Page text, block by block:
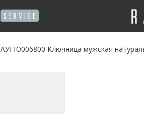
АУГЮ006800 Ключница мужская